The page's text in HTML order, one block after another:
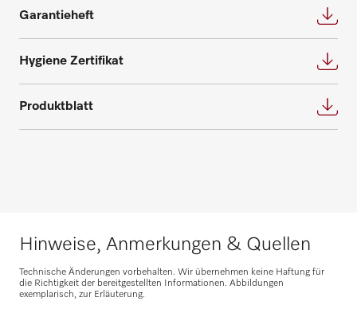
Ersatzteile anfragen
Garantieheft
Hygiene Zertifikat
Produktblatt
Hinweise, Anmerkungen & Quellen
Technische Änderungen vorbehalten. Wir übernehmen keine Haftung für
die Richtigkeit der bereitgestellten Informationen. Abbildungen
exemplarisch, zur Erläuterung.